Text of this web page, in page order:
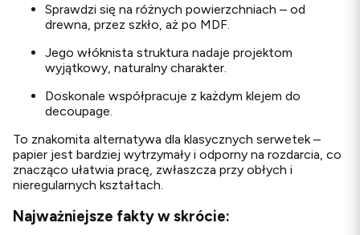
Sprawdzi się na różnych powierzchniach – od
drewna, przez szkło, aż po MDF.
Jego włóknista struktura nadaje projektom
wyjątkowy, naturalny charakter.
Doskonale współpracuje z każdym klejem do
decoupage.
To znakomita alternatywa dla klasycznych serwetek –
papier jest bardziej wytrzymały i odporny na rozdarcia, co
znacząco ułatwia pracę, zwłaszcza przy obłych i
nieregularnych kształtach.
Najważniejsze fakty w skrócie: